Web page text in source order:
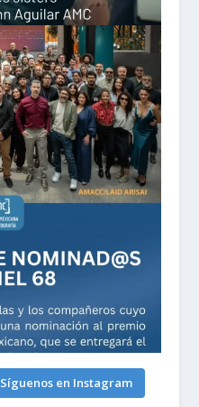
Síguenos en Instagram